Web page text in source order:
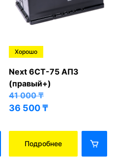
Хорошо
Next 6СТ-75 АПЗ
(правый+)
41 000₸
36 500₸
Подробнее